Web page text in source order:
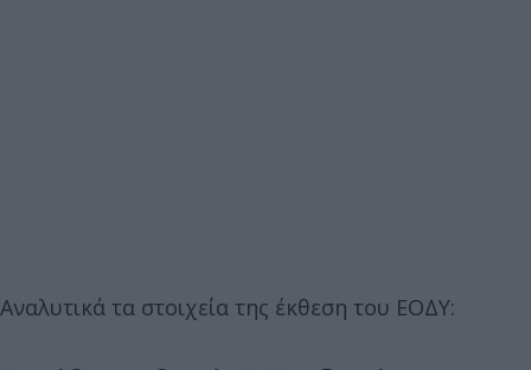
Αναλυτικά τα στοιχεία της έκθεση του ΕΟΔΥ: